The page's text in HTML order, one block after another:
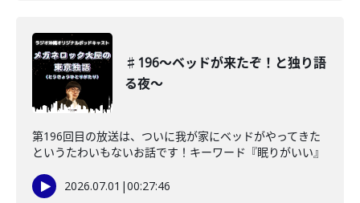
♯196〜ベッドが来たぞ！と独り語
る夜〜
第196回目の放送は、ついに我が家にベッドがやってきた
というたわいもないお話です！キーワード『眠りがいい』
2026.07.01 |00:27:46